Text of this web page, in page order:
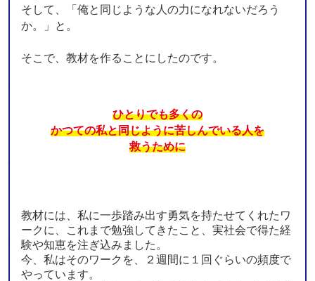
そして、「俺と同じような人の力になれないだろう
か。」と。
そこで、教材を作ることにしたのです。
ひとりでも多くの
かつての私と同じように苦しんでいる人を
救うために
教材には、私に一歩踏み出す勇気を持たせてくれたワ
ークに、これまで勉強してきたこと、実社会で得た経
験や知恵を注ぎ込みました。
今、私はそのワークを、２週間に１回ぐらいの頻度で
やっています。